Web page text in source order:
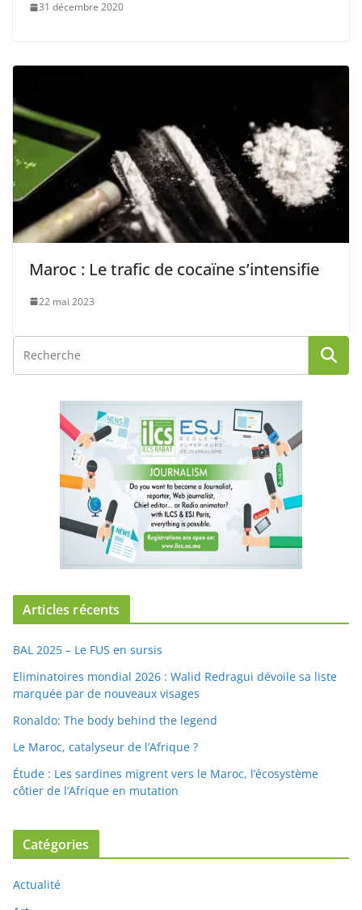
31 décembre 2020
Maroc : Le trafic de cocaïne s’intensifie
22 mai 2023
Articles récents
BAL 2025 – Le FUS en sursis
Eliminatoires mondial 2026 : Walid Redragui dévoile sa liste
marquée par de nouveaux visages
Ronaldo: The body behind the legend
Le Maroc, catalyseur de l’Afrique ?
Étude : Les sardines migrent vers le Maroc, l’écosystème
côtier de l’Afrique en mutation
Catégories
Actualité